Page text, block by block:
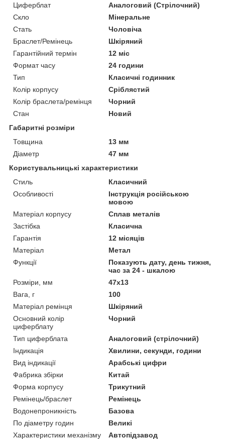
Циферблат
Аналоговий (Стрілочний)
Скло
Мінеральне
Стать
Чоловіча
Браслет/Ремінець
Шкіряний
Гарантійний термін
12 міс
Формат часу
24 години
Тип
Класичні годинник
Колір корпусу
Сріблястий
Колір браслета/ремінця
Чорний
Стан
Новий
Габаритні розміри
Товщина
13 мм
Діаметр
47 мм
Користувальницькі характеристики
Стиль
Класичний
Особливості
Інструкція російською
мовою
Матеріал корпусу
Сплав металів
Застібка
Класична
Гарантія
12 місяців
Матеріал
Метал
Функції
Показують дату, день тижня,
час за 24 - шкалою
Розміри, мм
47х13
Вага, г
100
Матеріал ремінця
Шкіряний
Основний колір
циферблату
Чорний
Тип циферблата
Аналоговий (стрілочний)
Індикація
Хвилини, секунди, години
Вид індикації
Арабські цифри
Фабрика збірки
Китай
Форма корпусу
Трикутний
Ремінець/браслет
Ремінець
Водонепроникність
Базова
По діаметру годин
Великі
Характеристики механізму
Автопідзавод